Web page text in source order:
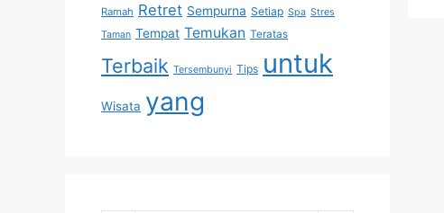
Ramah Retret Sempurna Setiap Spa Stres
Taman Tempat Temukan Teratas
Terbaik Tersembunyi Tips untuk
Wisata yang